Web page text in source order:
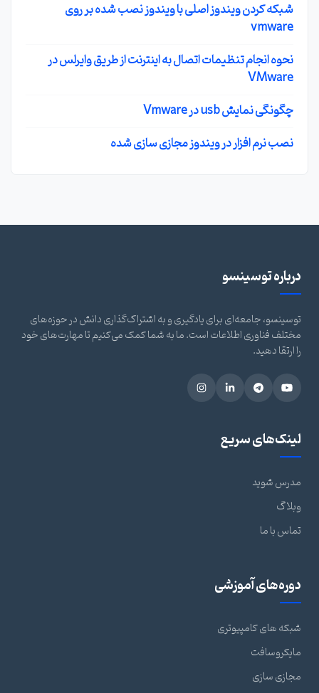
شبکه کردن ویندوز اصلی با ویندوز نصب شده بر روی
vmware
نحوه انجام تنظیمات اتصال به اینترنت از طریق وایرلس در
VMware
چگونگی نمایش usb در Vmware
نصب نرم افزار در ویندوز مجازی سازی شده
درباره توسینسو
توسینسو، جامعه‌ای برای یادگیری و به اشتراک‌گذاری دانش در حوزه‌های
مختلف فناوری اطلاعات است. ما به شما کمک می‌کنیم تا مهارت‌های خود
را ارتقا دهید.
لینک‌های سریع
مدرس شوید
وبلاگ
تماس با ما
دوره‌های آموزشی
شبکه های کامپیوتری
مایکروسافت
مجازی سازی